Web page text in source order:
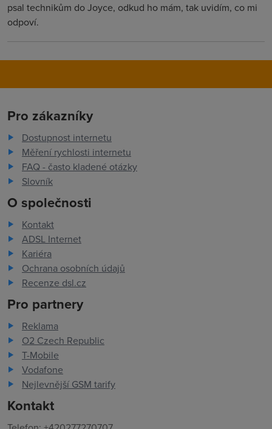
psal technikům do Joyce, odkud ho mám, tak uvidím, co mi
odpoví.
Pro zákazníky
Dostupnost internetu
Měření rychlosti internetu
FAQ - často kladené otázky
Slovník
O společnosti
Kontakt
ADSL Internet
Kariéra
Ochrana osobních údajů
Recenze dsl.cz
Pro partnery
Reklama
O2 Czech Republic
T-Mobile
Vodafone
Nejlevnější GSM tarify
Kontakt